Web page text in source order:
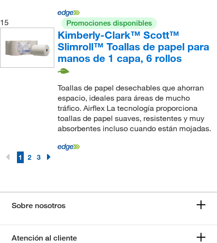
15 Promociones disponibles
Kimberly-Clark™ Scott™
Slimroll™ Toallas de papel para
manos de 1 capa, 6 rollos
Toallas de papel desechables que ahorran
espacio, ideales para áreas de mucho
tráfico. Airflex La tecnología proporciona
toallas de papel suaves, resistentes y muy
absorbentes incluso cuando están mojadas.
1 2 3
Sobre nosotros
Atención al cliente